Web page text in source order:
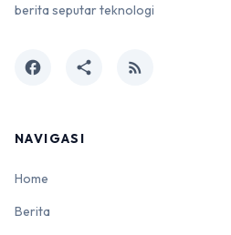
berita seputar teknologi
facebook share rss_feed
NAVIGASI
Home
Berita